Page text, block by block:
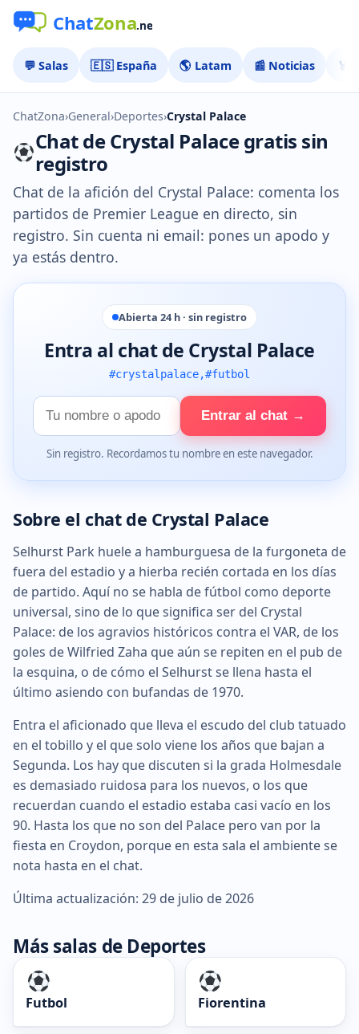
💬 Salas 🇪🇸 España 🌎 Latam 📰 Noticias 🏅
ChatZona›General›Deportes›Crystal Palace
Chat de Crystal Palace gratis sin
registro
Chat de la afición del Crystal Palace: comenta los
partidos de Premier League en directo, sin
registro. Sin cuenta ni email: pones un apodo y
ya estás dentro.
Abierta 24 h · sin registro
Entra al chat de Crystal Palace
#crystalpalace,#futbol
Tu
nombre
Entrar al chat →
Sin registro. Recordamos tu nombre en este navegador.
Sobre el chat de Crystal Palace
Selhurst Park huele a hamburguesa de la furgoneta de
fuera del estadio y a hierba recién cortada en los días
de partido. Aquí no se habla de fútbol como deporte
universal, sino de lo que significa ser del Crystal
Palace: de los agravios históricos contra el VAR, de los
goles de Wilfried Zaha que aún se repiten en el pub de
la esquina, o de cómo el Selhurst se llena hasta el
último asiendo con bufandas de 1970.
Entra el aficionado que lleva el escudo del club tatuado
en el tobillo y el que solo viene los años que bajan a
Segunda. Los hay que discuten si la grada Holmesdale
es demasiado ruidosa para los nuevos, o los que
recuerdan cuando el estadio estaba casi vacío en los
90. Hasta los que no son del Palace pero van por la
fiesta en Croydon, porque en esta sala el ambiente se
nota hasta en el chat.
Última actualización: 29 de julio de 2026
Más salas de Deportes
Futbol Fiorentina